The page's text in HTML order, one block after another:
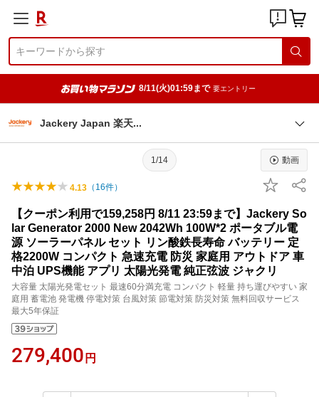
8/11(火)01:59まで 要エントリー
Jackery Japan 楽天
1/14 動画
4.13 （ 16件）
【クーポン利用で159,258円 8/11 23:59まで】Jackery So
lar Generator 2000 New 2042Wh 100W*2 ポータブル電
源 ソーラーパネル セット リン酸鉄長寿命 バッテリー 定
格2200W コンパクト 急速充電 防災 家庭用 アウトドア 車
中泊 UPS機能 アプリ 太陽光発電 純正弦波 ジャクリ
大容量 太陽光発電セット 最速60分満充電 コンパクト 軽量 持ち運びやすい 家
庭用 蓄電池 発電機 停電対策 台風対策 節電対策 防災対策 無料回収サービス
最大5年保証
279,400 円